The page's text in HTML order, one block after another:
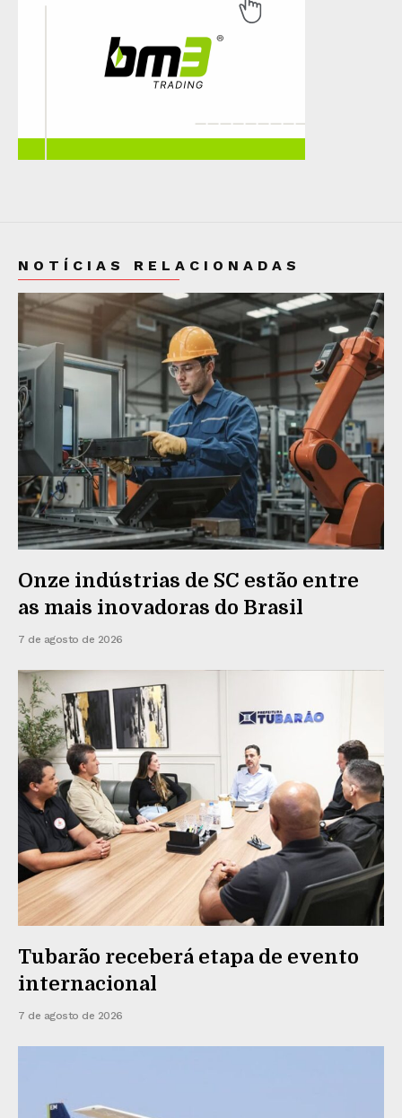
NOTÍCIAS RELACIONADAS
Onze indústrias de SC estão entre
as mais inovadoras do Brasil
7 de agosto de 2026
Tubarão receberá etapa de evento
internacional
7 de agosto de 2026